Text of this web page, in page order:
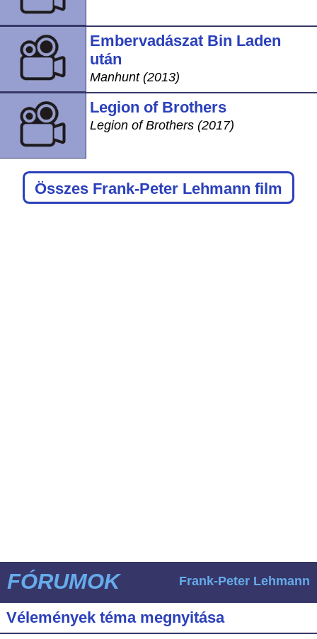
Embervadászat Bin Laden
után
Manhunt (2013)
Legion of Brothers
Legion of Brothers (2017)
Összes Frank-Peter Lehmann film
FÓRUMOK Frank-Peter Lehmann
Vélemények téma megnyitása